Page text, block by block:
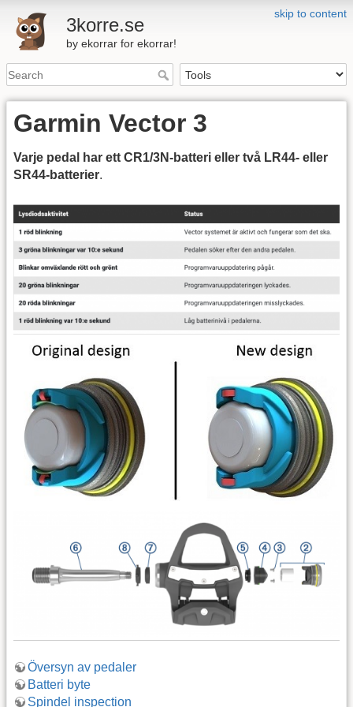
skip to content
3korre.se
by ekorrar for ekorrar!
Garmin Vector 3
Varje pedal har ett CR1/3N-batteri eller två LR44- eller
SR44-batterier.
Översyn av pedaler
Batteri byte
Spindel inspection